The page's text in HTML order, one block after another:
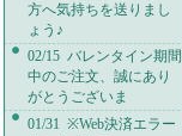
方へ気持ちを送りまし
ょう♪
02/15 バレンタイン期間
中のご注文、誠にあり
がとうございま
01/31 ※Web決済エラー